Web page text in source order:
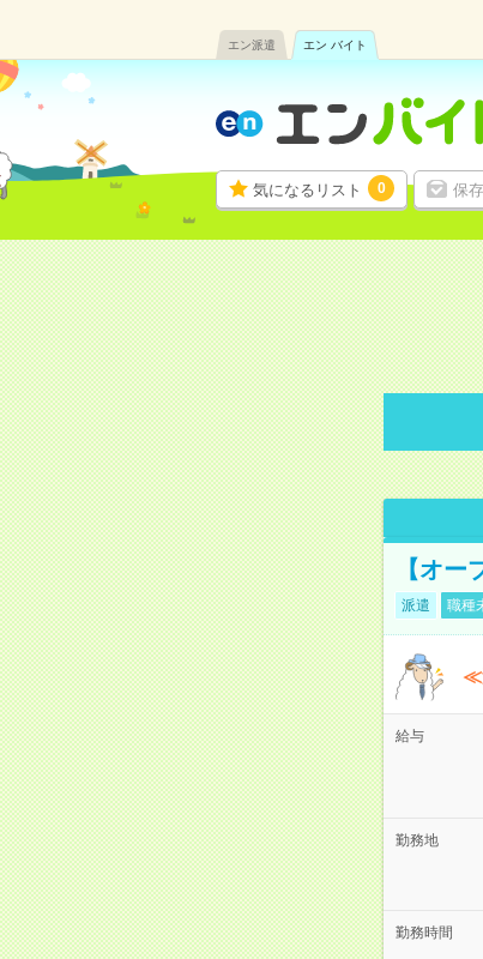
エン派遣 エン バイト
気になるリスト 0 保
【オ
派遣 職種
≪
給与
勤務地
勤務時間